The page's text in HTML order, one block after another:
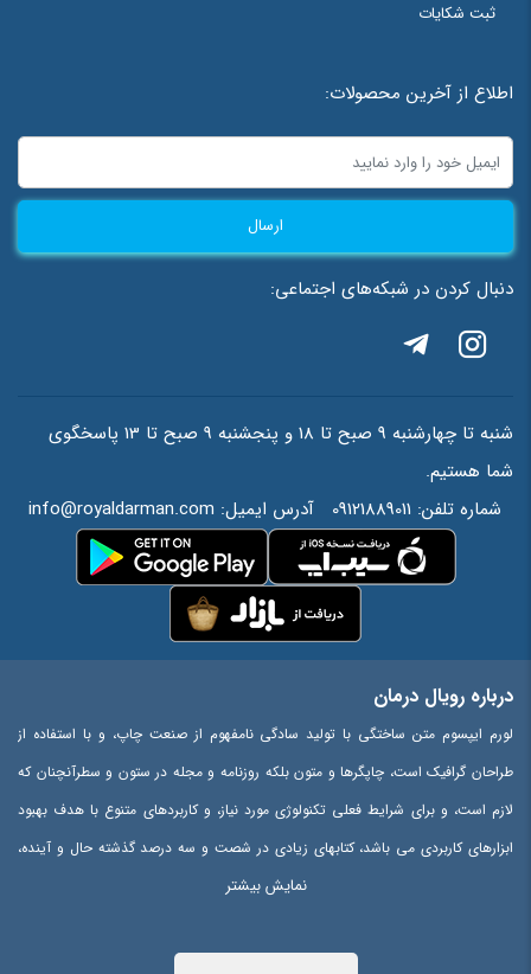
ثبت شکایات
اطلاع از آخرین محصولات:
ارسال
دنبال کردن در شبکه‌های اجتماعی:
شنبه تا چهارشنبه 9 صبح تا 18 و پنجشنبه 9 صبح تا 13 پاسخگوی
شما هستیم.
شماره تلفن: 09121889011 آدرس ایمیل: info@royaldarman.com
درباره رویال درمان
لورم ایپسوم متن ساختگی با تولید سادگی نامفهوم از صنعت چاپ، و با استفاده از
طراحان گرافیک است، چاپگرها و متون بلکه روزنامه و مجله در ستون و سطرآنچنان که
لازم است، و برای شرایط فعلی تکنولوژی مورد نیاز، و کاربردهای متنوع با هدف بهبود
ابزارهای کاربردی می باشد، کتابهای زیادی در شصت و سه درصد گذشته حال و آینده،
شناخت فراوان جامعه و متخصصان را می طلبد، تا با نرم افزارها شناخت بیشتری را
ایجاد کرد، در این صورت می توان امید داشت که تمام و دشواری موجود در ارائه
نمایش بیشتر